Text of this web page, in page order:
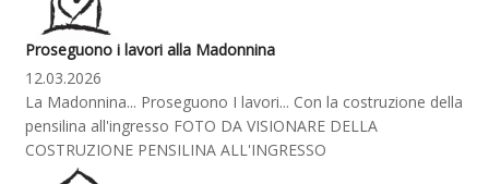
Proseguono i lavori alla Madonnina
12.03.2026
La Madonnina... Proseguono I lavori... Con la costruzione della
pensilina all'ingresso FOTO DA VISIONARE DELLA
COSTRUZIONE PENSILINA ALL'INGRESSO